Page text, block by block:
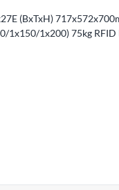
(BxTxH)
1x150/1x200) 75kg RFID
auswählen